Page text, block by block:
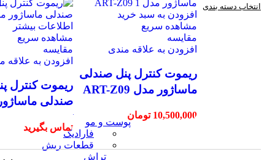
انتخاب دسته بندی
صندلی
برقی
آرایشگاهی
قطعات
یدکی
موتور
آرایشگاهی
قطعات دستگاه فیزیو
پوست و مو
فارادیک
قطعات ریش
تراش
افزودن به سبد خرید
مشاهده سریع
مقایسه
افزودن به علاقه مندی
ریموت کنترل پنل صندلی
ماساژور مدل ART-Z09
10,500,000 تومان
اطلاعات بیشتر
مشاهده سریع
مقایسه
افزودن به علاقه
ریموت کنترل
صندلی
A
تماس بگیرید